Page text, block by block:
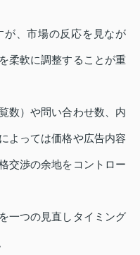
が、市場の反応を見なが
柔軟に調整することが重
数）や問い合わせ数、内
よっては価格や広告内容
交渉の余地をコントロー
一つの見直しタイミング